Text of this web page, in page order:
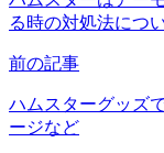
る時の対処法につ
前の記事
ハムスターグッズ
ージなど